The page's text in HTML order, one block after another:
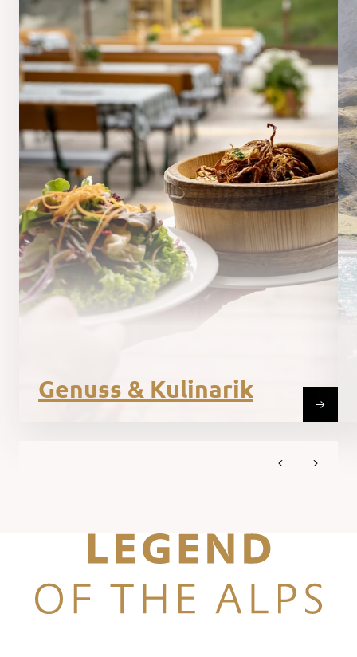
Genuss & Kulinarik